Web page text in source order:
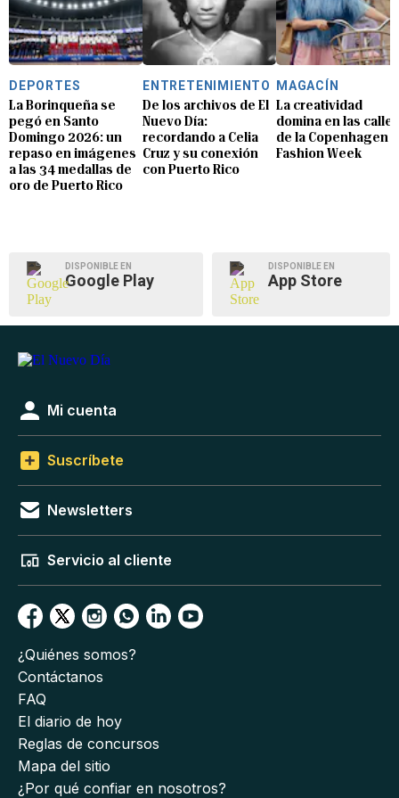
DEPORTES
La Borinqueña se
pegó en Santo
Domingo 2026: un
repaso en imágenes
a las 34 medallas de
oro de Puerto Rico
ENTRETENIMIENTO
De los archivos de El
Nuevo Día:
recordando a Celia
Cruz y su conexión
con Puerto Rico
MAGACÍN
La creatividad
domina en las calles
de la Copenhagen
Fashion Week
DISPONIBLE EN
Google Play
DISPONIBLE EN
App Store
Mi cuenta
Suscríbete
Newsletters
Servicio al cliente
¿Quiénes somos?
Contáctanos
FAQ
El diario de hoy
Reglas de concursos
Mapa del sitio
¿Por qué confiar en nosotros?